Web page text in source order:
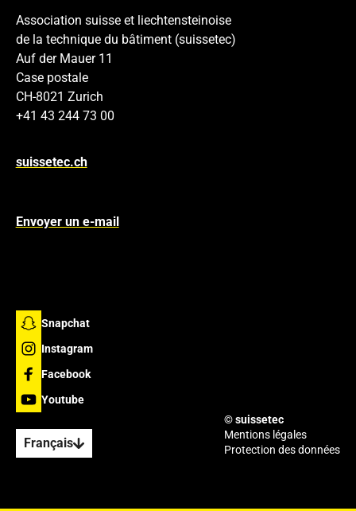
Association suisse et liechtensteinoise
de la technique du bâtiment (suissetec)
Auf der Mauer 11
Case postale
CH-8021 Zurich
+41 43 244 73 00
suissetec.ch
Envoyer un e-mail
Snapchat
Instagram
Facebook
Youtube
Français
© suissetec
Mentions légales
Protection des données